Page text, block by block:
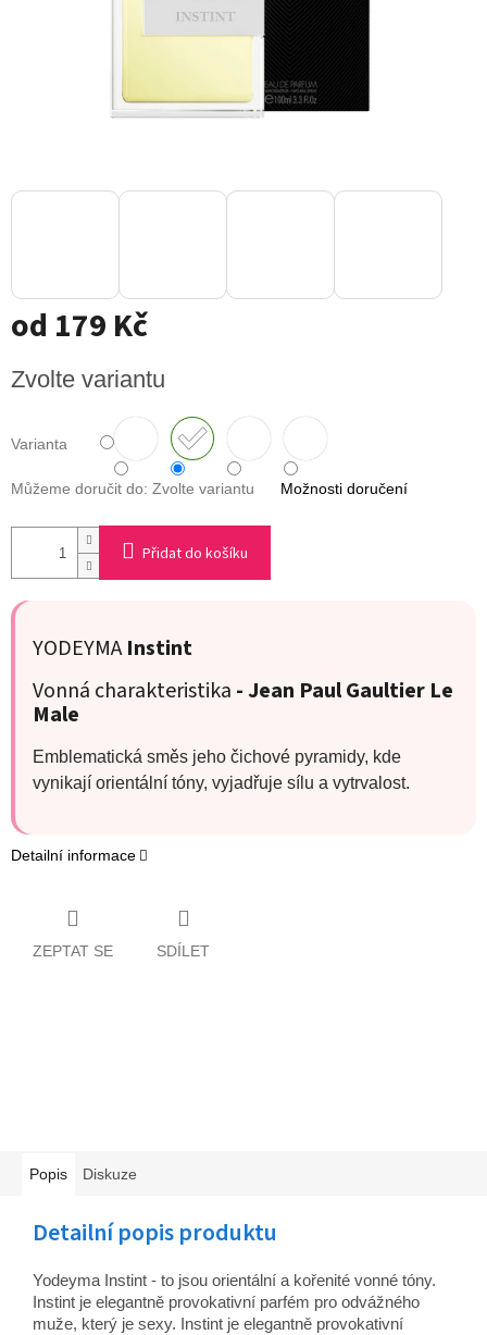
od 179 Kč
cena:
Zvolte variantu
Varianta
Můžeme doručit do: Zvolte variantu Možnosti doručení
Přidat do košíku
YODEYMAInstint
Vonná charakteristika - Jean Paul Gaultier Le
Male
Emblematická směs jeho čichové pyramidy, kde
vynikají orientální tóny, vyjadřuje sílu a vytrvalost.
Detailní informace
ZEPTAT SE SDÍLET
Popis Diskuze
Detailní popis produktu
Yodeyma Instint - to jsou orientální a kořenité vonné tóny.
Instint je elegantně provokativní parfém pro odvážného
muže, který je sexy. Instint je elegantně provokativní